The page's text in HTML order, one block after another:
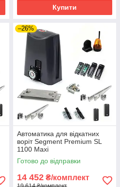
Купити
–26%
Автоматика для відкатних
воріт Segment Premium SL
1100 Maxi
Готово до відправки
14 452 ₴/комплект